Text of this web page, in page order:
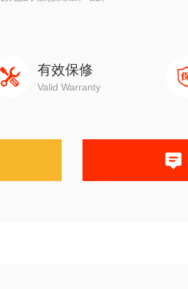
有效保修
Valid Warranty